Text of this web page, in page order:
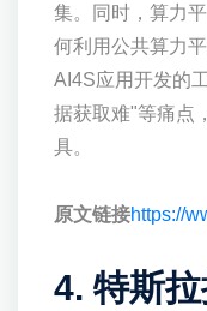
集。同时，算力
何利用公共算力
AI4S应用开发的
据获取难"等痛点
具。
原文链接https://
4. 特斯